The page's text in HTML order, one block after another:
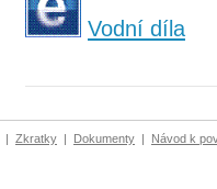
Vodní díla
| Zkratky | Dokumenty | Návod k